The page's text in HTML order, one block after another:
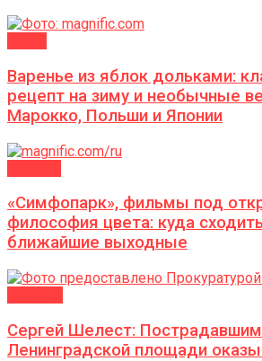
Варенье из яблок дольками:
рецепт на зиму и необычные
Марокко, Польши и Японии
«Симфопарк», фильмы под
философия цвета: куда
ближайшие выходные
Сергей Шелест:
Ленинградской площади